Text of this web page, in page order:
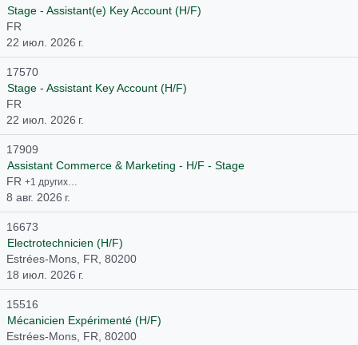
Stage - Assistant(e) Key Account (H/F)
FR
22 июл. 2026 г.
17570
Stage - Assistant Key Account (H/F)
FR
22 июл. 2026 г.
17909
Assistant Commerce & Marketing - H/F - Stage
FR +1 других…
8 авг. 2026 г.
16673
Electrotechnicien (H/F)
Estrées-Mons, FR, 80200
18 июл. 2026 г.
15516
Mécanicien Expérimenté (H/F)
Estrées-Mons, FR, 80200